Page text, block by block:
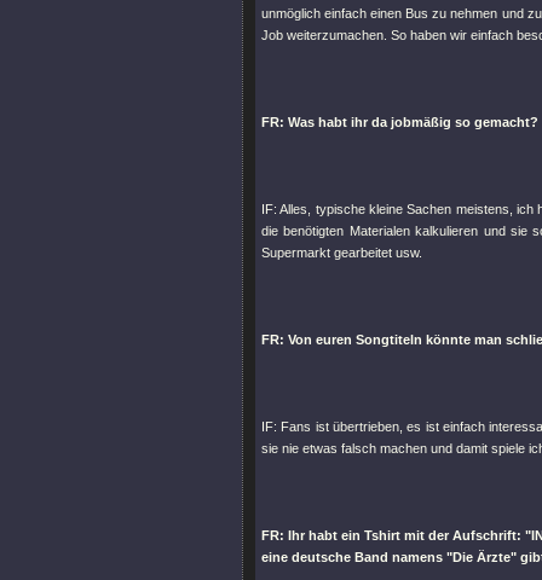
unmöglich einfach einen Bus zu nehmen und
Job weiterzumachen. So haben wir einfach
FR: Was habt ihr da jobmäßig so gemacht?
IF: Alles, typische kleine Sachen meistens, ich
die benötigten Materialen kalkulieren und sie
Supermarkt gearbeitet usw.
FR: Von euren Songtiteln könnte man
IF: Fans ist übertrieben, es ist einfach
sie nie etwas falsch machen und damit spiele
FR: Ihr habt ein Tshirt mit der Aufschrift:
eine deutsche Band namens "Die Ärzte"